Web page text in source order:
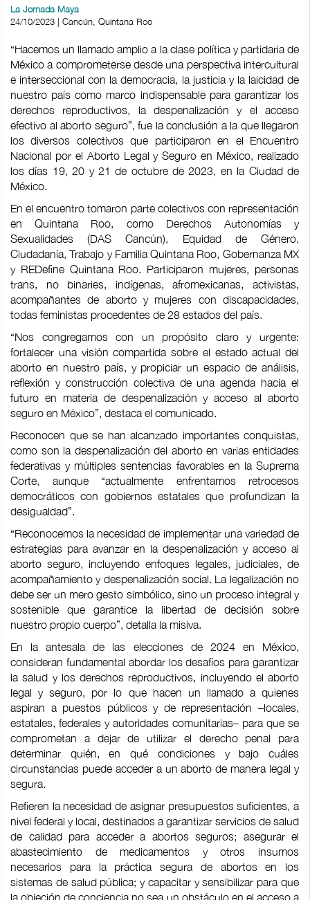
La Jornada Maya
24/10/2023 | Cancún, Quintana Roo
“Hacemos un llamado amplio a la clase política y partidaria de
México a comprometerse desde una perspectiva intercultural
e interseccional con la democracia, la justicia y la laicidad de
nuestro país como marco indispensable para garantizar los
derechos reproductivos, la despenalización y el acceso
efectivo al aborto seguro”, fue la conclusión a la que llegaron
los diversos colectivos que participaron en el Encuentro
Nacional por el Aborto Legal y Seguro en México, realizado
los días 19, 20 y 21 de octubre de 2023, en la Ciudad de
México.
En el encuentro tomaron parte colectivos con representación
en Quintana Roo, como Derechos Autonomías y
Sexualidades (DAS Cancún), Equidad de Género,
Ciudadanía, Trabajo y Familia Quintana Roo, Gobernanza MX
y REDefine Quintana Roo. Participaron mujeres, personas
trans, no binaries, indígenas, afromexicanas, activistas,
acompañantes de aborto y mujeres con discapacidades,
todas feministas procedentes de 28 estados del país.
“Nos congregamos con un propósito claro y urgente:
fortalecer una visión compartida sobre el estado actual del
aborto en nuestro país, y propiciar un espacio de análisis,
reflexión y construcción colectiva de una agenda hacia el
futuro en materia de despenalización y acceso al aborto
seguro en México”, destaca el comunicado.
Reconocen que se han alcanzado importantes conquistas,
como son la despenalización del aborto en varias entidades
federativas y múltiples sentencias favorables en la Suprema
Corte, aunque “actualmente enfrentamos retrocesos
democráticos con gobiernos estatales que profundizan la
desigualdad”.
“Reconocemos la necesidad de implementar una variedad de
estrategias para avanzar en la despenalización y acceso al
aborto seguro, incluyendo enfoques legales, judiciales, de
acompañamiento y despenalización social. La legalización no
debe ser un mero gesto simbólico, sino un proceso integral y
sostenible que garantice la libertad de decisión sobre
nuestro propio cuerpo”, detalla la misiva.
En la antesala de las elecciones de 2024 en México,
consideran fundamental abordar los desafíos para garantizar
la salud y los derechos reproductivos, incluyendo el aborto
legal y seguro, por lo que hacen un llamado a quienes
aspiran a puestos públicos y de representación –locales,
estatales, federales y autoridades comunitarias– para que se
comprometan a dejar de utilizar el derecho penal para
determinar quién, en qué condiciones y bajo cuáles
circunstancias puede acceder a un aborto de manera legal y
segura.
Refieren la necesidad de asignar presupuestos suficientes, a
nivel federal y local, destinados a garantizar servicios de salud
de calidad para acceder a abortos seguros; asegurar el
abastecimiento de medicamentos y otros insumos
necesarios para la práctica segura de abortos en los
sistemas de salud pública; y capacitar y sensibilizar para que
la objeción de conciencia no sea un obstáculo en el acceso a